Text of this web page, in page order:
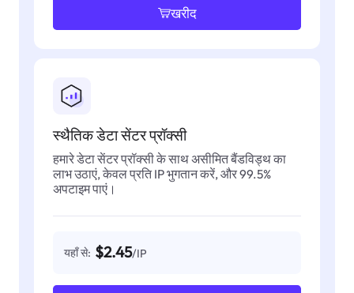
खरीद
स्थैतिक डेटा सेंटर प्रॉक्सी
हमारे डेटा सेंटर प्रॉक्सी के साथ असीमित बैंडविड्थ का
लाभ उठाएं, केवल प्रति IP भुगतान करें, और 99.5%
अपटाइम पाएं।
यहाँ से: $2.45/IP